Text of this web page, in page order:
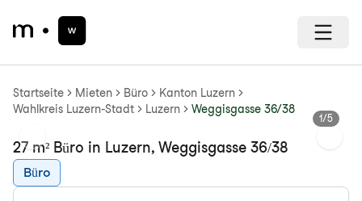
Startseite Mieten Büro
Kanton Luzern
Wahlkreis Luzern-Stadt
Luzern Weggisgasse 36/38
Previous slide
1/5
27 m² Büro in Luzern, Weggisgasse 36/38
Büro